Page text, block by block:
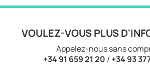
VOULEZ-VOUS PLUS
Appelez-nous sans
+34 91 659 21 20 / +34 93